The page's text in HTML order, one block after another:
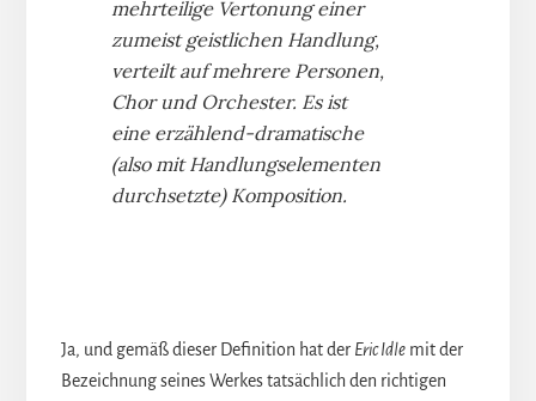
mehrteilige Vertonung einer
zumeist geistlichen Handlung,
verteilt auf mehrere Personen,
Chor und Orchester. Es ist
eine erzählend-dramatische
(also mit Handlungselementen
durchsetzte) Komposition.
Ja, und gemäß dieser Definition hat der Eric Idlemit der
Bezeichnung seines Werkes tatsächlich den richtigen